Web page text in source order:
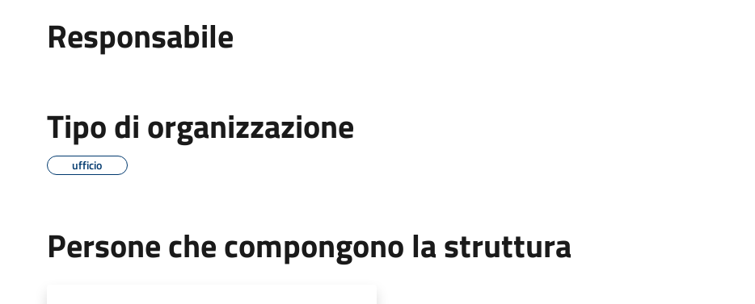
Responsabile
Tipo di organizzazione
ufficio
Persone che compongono la struttura